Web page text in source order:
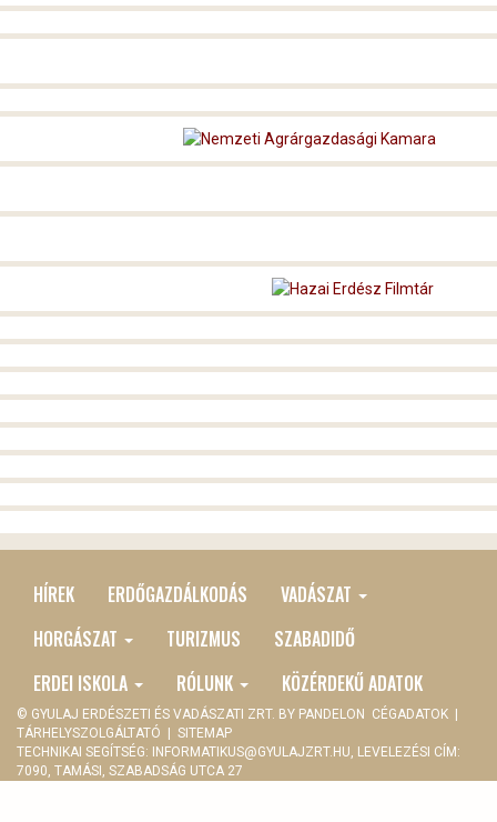
MAIN
MENU
HÍREK ERDŐGAZDÁLKODÁS
VADÁSZAT
HORGÁSZAT
TURIZMUS
SZABADIDŐ
ERDEI ISKOLA
RÓLUNK KÖZÉRDEKŰ ADATOK
© GYULAJ ERDÉSZETI ÉS VADÁSZATI ZRT. BY PANDELON CÉGADATOK |
TÁRHELYSZOLGÁLTATÓ | SITEMAP
TECHNIKAI SEGÍTSÉG: INFORMATIKUS@GYULAJZRT.HU, LEVELEZÉSI CÍM:
7090, TAMÁSI, SZABADSÁG UTCA 27